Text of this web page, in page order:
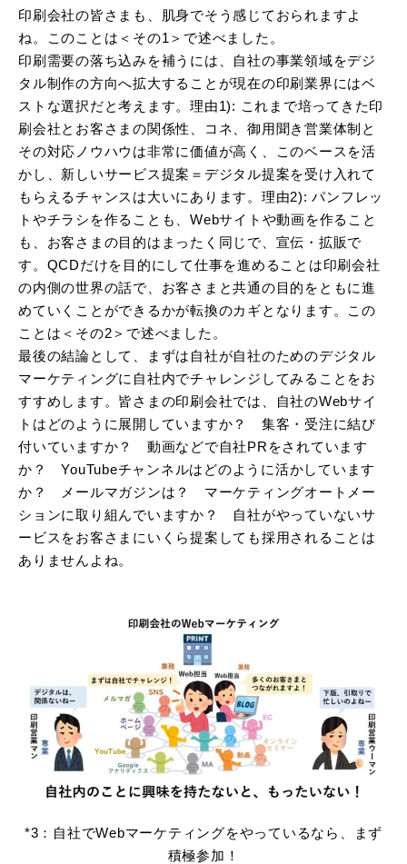
印刷会社の皆さまも、肌身でそう感じておられますよ
ね。このことは＜その1＞で述べました。
印刷需要の落ち込みを補うには、自社の事業領域をデジ
タル制作の方向へ拡大することが現在の印刷業界にはベ
ストな選択だと考えます。理由1): これまで培ってきた印
刷会社とお客さまの関係性、コネ、御用聞き営業体制と
その対応ノウハウは非常に価値が高く、このベースを活
かし、新しいサービス提案＝デジタル提案を受け入れて
もらえるチャンスは大いにあります。理由2): パンフレッ
トやチラシを作ることも、Webサイトや動画を作ること
も、お客さまの目的はまったく同じで、宣伝・拡販で
す。QCDだけを目的にして仕事を進めることは印刷会社
の内側の世界の話で、お客さまと共通の目的をともに進
めていくことができるかが転換のカギとなります。この
ことは＜その2＞で述べました。
最後の結論として、まずは自社が自社のためのデジタル
マーケティングに自社内でチャレンジしてみることをお
すすめします。皆さまの印刷会社では、自社のWebサイ
トはどのように展開していますか？ 集客・受注に結び
付いていますか？ 動画などで自社PRをされています
か？ YouTubeチャンネルはどのように活かしています
か？ メールマガジンは？ マーケティングオートメー
ションに取り組んでいますか？ 自社がやっていないサ
ービスをお客さまにいくら提案しても採用されることは
ありませんよね。
*3：自社でWebマーケティングをやっているなら、まず
積極参加！